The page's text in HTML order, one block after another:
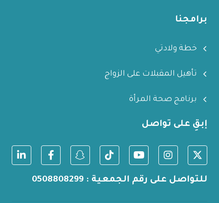
برامجنا
خطة ولادتي
تأهيل المقبلات على الزواج
برنامج صحة المرأة
إبقِ على تواصل
للتواصل على رقم الجمعية : 0508808299